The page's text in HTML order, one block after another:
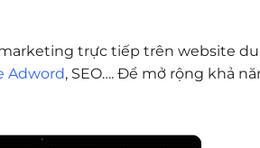
trực tiếp trên website
Adword, SEO…. Để mở rộng khả